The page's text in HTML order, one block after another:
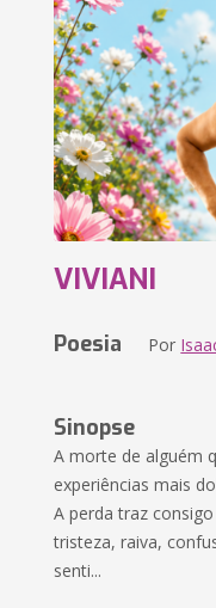
VIVIANI
Poesia Por
Sinopse
A morte de alguém
experiências mais
A perda traz
tristeza, raiva,
senti...